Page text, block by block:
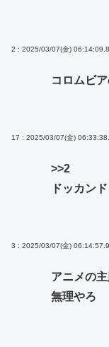
2 : 2025/03/07(金)
コロムビ
17 : 2025/03/07(金)
>>2
ドッカン
3 : 2025/03/07(金)
アニメの
無理やろ